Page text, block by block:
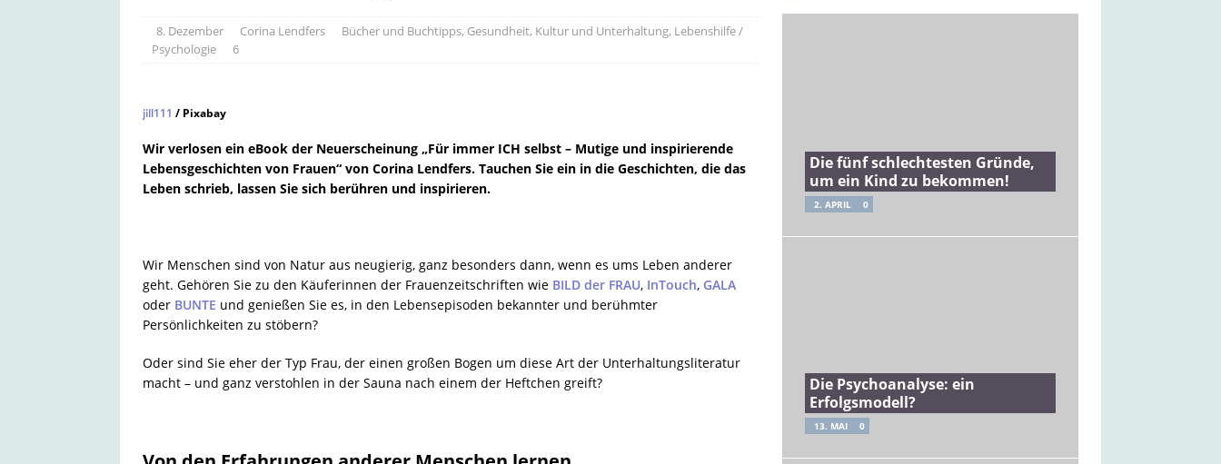
8. Dezember Corina Lendfers Bücher und Buchtipps, Gesundheit, Kultur und Unterhaltung, Lebenshilfe /
Psychologie
6
jill111 / Pixabay
Wir verlosen ein eBook der Neuerscheinung „Für immer ICH selbst – Mutige und inspirierende
Lebensgeschichten von Frauen“ von Corina Lendfers. Tauchen Sie ein in die Geschichten, die das
Leben schrieb, lassen Sie sich berühren und inspirieren.
Wir Menschen sind von Natur aus neugierig, ganz besonders dann, wenn es ums Leben anderer
geht. Gehören Sie zu den Käuferinnen der Frauenzeitschriften wie BILD der FRAU, InTouch, GALA
oder BUNTE und genießen Sie es, in den Lebensepisoden bekannter und berühmter
Persönlichkeiten zu stöbern?
Oder sind Sie eher der Typ Frau, der einen großen Bogen um diese Art der Unterhaltungsliteratur
macht – und ganz verstohlen in der Sauna nach einem der Heftchen greift?
Die fünf schlechtesten Gründe,
um ein Kind zu bekommen!
2. APRIL 0
Die Psychoanalyse: ein
Erfolgsmodell?
13. MAI 0